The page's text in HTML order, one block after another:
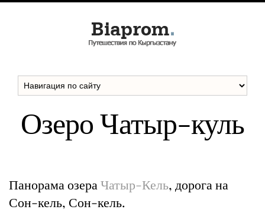
Озеро Чатыр-куль
Панорама озераЧатыр-Кель, дорога на
Сон-кель, Сон-кель.